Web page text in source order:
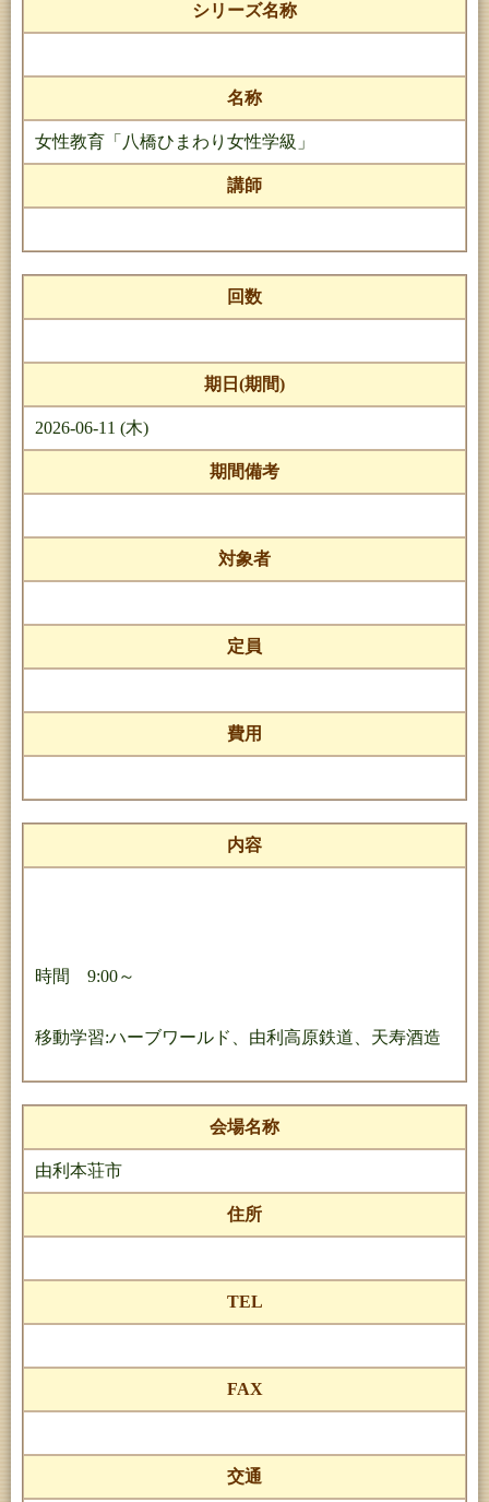
シリーズ名称
名称
女性教育「八橋ひまわり女性学級」
講師
回数
期日(期間)
2026-06-11 (木)
期間備考
対象者
定員
費用
内容
時間 9:00～
移動学習:ハーブワールド、由利高原鉄道、天寿酒造
会場名称
由利本荘市
住所
TEL
FAX
交通